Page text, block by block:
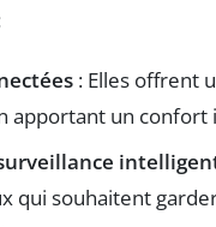
: Elles offrent
apportant un confort
qui souhaitent